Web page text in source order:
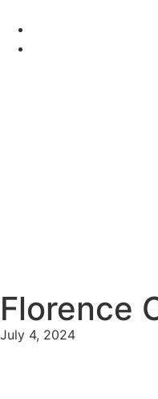
Florence
July 4, 2024